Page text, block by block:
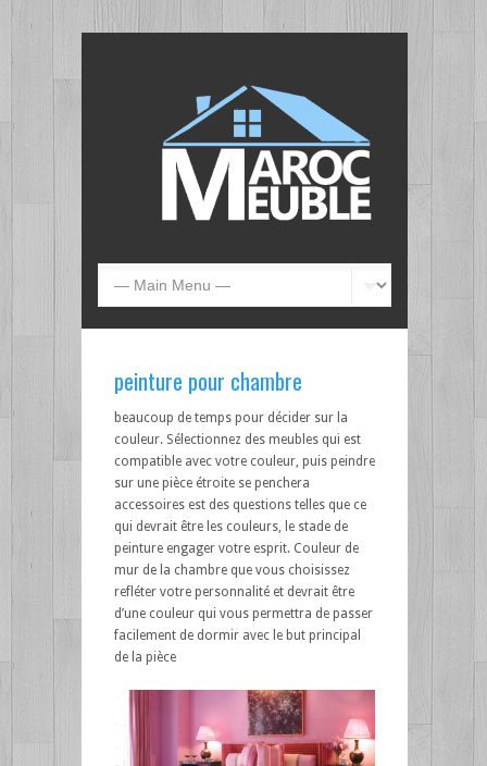
peinture pour chambre
beaucoup de temps pour décider sur la
couleur. Sélectionnez des meubles qui est
compatible avec votre couleur, puis peindre
sur une pièce étroite se penchera
accessoires est des questions telles que ce
qui devrait être les couleurs, le stade de
peinture engager votre esprit. Couleur de
mur de la chambre que vous choisissez
refléter votre personnalité et devrait être
d’une couleur qui vous permettra de passer
facilement de dormir avec le but principal
de la pièce